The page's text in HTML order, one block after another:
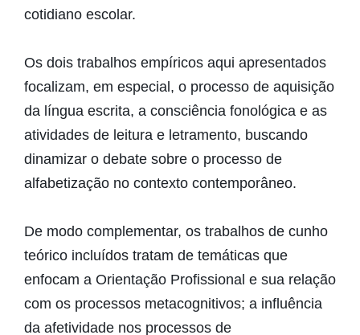
cotidiano escolar.
Os dois trabalhos empíricos aqui apresentados
focalizam, em especial, o processo de aquisição
da língua escrita, a consciência fonológica e as
atividades de leitura e letramento, buscando
dinamizar o debate sobre o processo de
alfabetização no contexto contemporâneo.
De modo complementar, os trabalhos de cunho
teórico incluídos tratam de temáticas que
enfocam a Orientação Profissional e sua relação
com os processos metacognitivos; a influência
da afetividade nos processos de